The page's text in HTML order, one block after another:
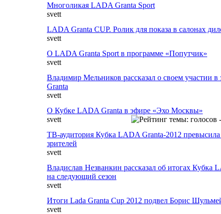
Многоликая LADA Granta Sport
svett
LADA Granta CUP. Ролик для показа в салонах
svett
О LADA Granta Sport в программе «Попутчик»
svett
Владимир Мельников рассказал о своем участии
Granta
svett
О Кубке LADA Granta в эфире «Эхо Москвы»
svett
ТВ-аудитория Кубка LADA Granta-2012
зрителей
svett
Владислав Незванкин рассказал об итогах Кубка
на следующий сезон
svett
Итоги Lada Granta Cup 2012 подвел Борис
svett